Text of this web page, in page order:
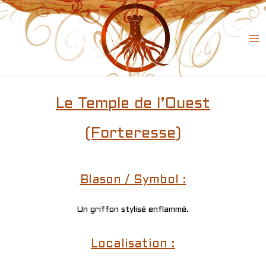
Skip
to
content
Le Temple de l’Ouest
(Forteresse)
Blason / Symbol :
Un griffon stylisé enflammé.
Localisation :